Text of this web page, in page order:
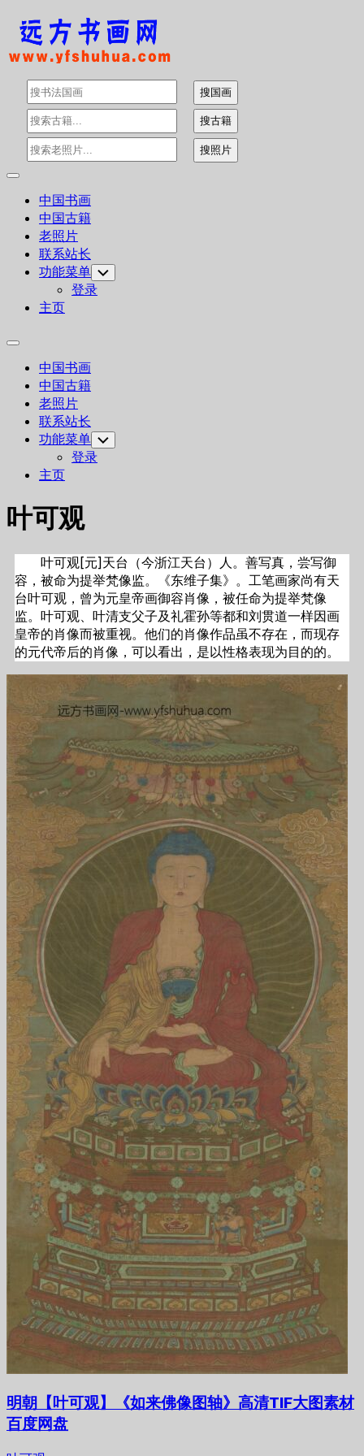
Skip
content
Expand
中国书画
中国古籍
老照片
联系站长
功能菜单 Toggle
Child
Menu
登录
主页
Expand
中国书画
中国古籍
老照片
联系站长
功能菜单 Toggle
Child
Menu
登录
主页
叶可观
叶可观[元]天台（今浙江天台）人。善写真，尝写御
容，被命为提举梵像监。《东维子集》。工笔画家尚有天
台叶可观，曾为元皇帝画御容肖像，被任命为提举梵像
监。叶可观、叶清支父子及礼霍孙等都和刘贯道一样因画
皇帝的肖像而被重视。他们的肖像作品虽不存在，而现存
的元代帝后的肖像，可以看出，是以性格表现为目的的。
明朝【叶可观】《如来佛像图轴》高清TIF大图素材
百度网盘